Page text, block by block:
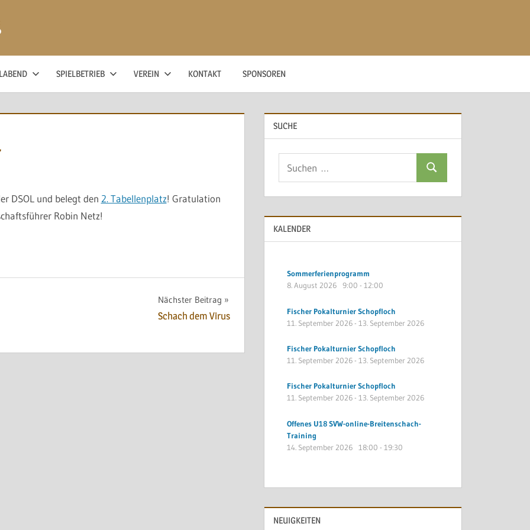
SPIELBETRIEB VEREIN KONTAKT SPONSOREN
DSOL und belegt den 2. Tabellenplatz! Gratulation
Robin Netz!
Nächster Beitrag
Schach dem Virus
SUCHE
Suchen
KALENDER
Sommerferienprogramm
8. August 2026
9:00 -12:00
Fischer Pokalturnier Schopfloch
11. September 2026-13. September 2026
Fischer Pokalturnier Schopfloch
11. September 2026-13. September 2026
Fischer Pokalturnier Schopfloch
11. September 2026-13. September 2026
Offenes U18 SVW-online-Breitenschach-
Training
14. September 2026
18:00 -19:30
NEUIGKEITEN